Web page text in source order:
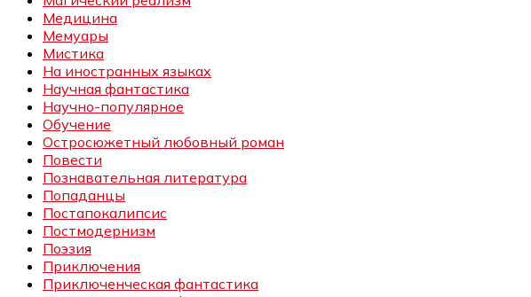
Медицина
Мемуары
Мистика
На иностранных языках
Научная фантастика
Научно-популярное
Обучение
Остросюжетный любовный роман
Повести
Познавательная литература
Попаданцы
Постапокалипсис
Постмодернизм
Поэзия
Приключения
Приключенческая фантастика